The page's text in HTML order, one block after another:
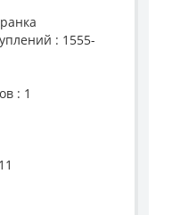
: 1555-
: 1